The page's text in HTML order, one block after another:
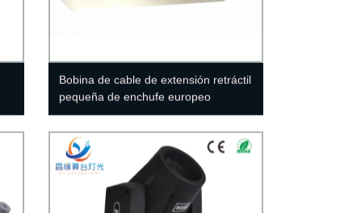
Bobina de cable de extensión retráctil
pequeña de enchufe europeo